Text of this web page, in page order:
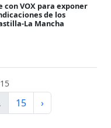
con VOX para exponer
de los
La Mancha
15 ›